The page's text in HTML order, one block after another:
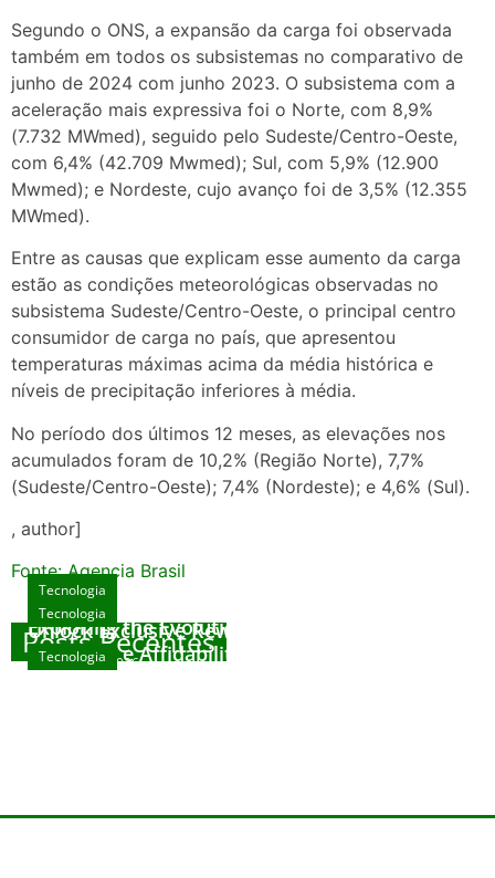
Segundo o ONS, a expansão da carga foi observada
também em todos os subsistemas no comparativo de
junho de 2024 com junho 2023. O subsistema com a
aceleração mais expressiva foi o Norte, com 8,9%
(7.732 MWmed), seguido pelo Sudeste/Centro-Oeste,
com 6,4% (42.709 Mwmed); Sul, com 5,9% (12.900
Mwmed); e Nordeste, cujo avanço foi de 3,5% (12.355
MWmed).
Entre as causas que explicam esse aumento da carga
estão as condições meteorológicas observadas no
subsistema Sudeste/Centro-Oeste, o principal centro
consumidor de carga no país, que apresentou
temperaturas máximas acima da média histórica e
níveis de precipitação inferiores à média.
No período dos últimos 12 meses, as elevações nos
acumulados foram de 10,2% (Região Norte), 7,7%
(Sudeste/Centro-Oeste); 7,4% (Nordeste); e 4,6% (Sul).
, author]
Fonte: Agencia Brasil
Posts Recentes
Tecnologia
Exploring the Evolution of Online Slot Games
agosto 7, 2026
Tecnologia
Unlock Exclusive Rewards at The Big Dog
House
Tecnologia
Sicurezza e Affidabilità di Mr Nulls Wicked
Wares
Tecnologia